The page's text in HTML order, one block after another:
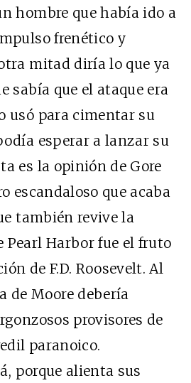
hombre que había ido a
frenético y
mitad diría lo que ya
sabía que el ataque era
usó para cimentar su
esperar a lanzar su
es la opinión de Gore
escandaloso que acaba
también revive la
Pearl Harbor fue el fruto
de F.D. Roosevelt. Al
de Moore debería
provisores de
paranoico.
porque alienta sus